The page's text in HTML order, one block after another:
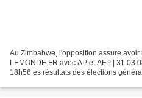
Au Zimbabwe, l'opposition assure
LEMONDE.FR avec AP et AFP |
18h56 es résultats des élections